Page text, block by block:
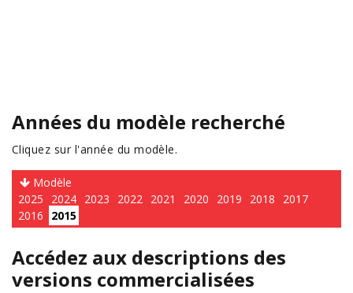
Années du modèle recherché
Cliquez sur l'année du modèle.
Modèle
2025
2024 2023 2022 2021 2020 2019 2018
2017
2016
2015
Accédez aux descriptions des
versions commercialisées